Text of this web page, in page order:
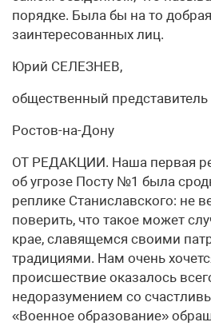
порядке. Была бы на то
заинтересованных лиц.
Юрий СЕЛЕЗНЕВ,
общественный представитель
Ростов-на-Дону
ОТ РЕДАКЦИИ. Наша первая
об угрозе Посту №1 была
реплике Станиславского: не
поверить, что такое может
крае, славящемся своими
традициями. Нам очень
происшествие оказалось
недоразумением со
«Военное образование»